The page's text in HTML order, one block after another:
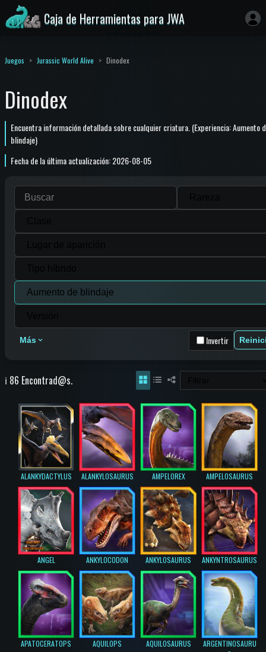
Caja de Herramientas para JWA
Juegos Jurassic World Alive Dinodex
Dinodex
Encuentra información detallada sobre cualquier criatura. (Experiencia: Aumento
blindaje)
Fecha de la última actualización: 2026-08-05
Más Invertir
ℹ️ 86 Encontrad@s.
ALANKYDACTYLUS ALANKYLOSAURUS AMPELOREX AMPELOSAURUS
ANGEL ANKYLOCODON ANKYLOSAURUS ANKYNTROSAURUS
APATOCERATOPS AQUILOPS AQUILOSAURUS
ARGENTINOSAURU